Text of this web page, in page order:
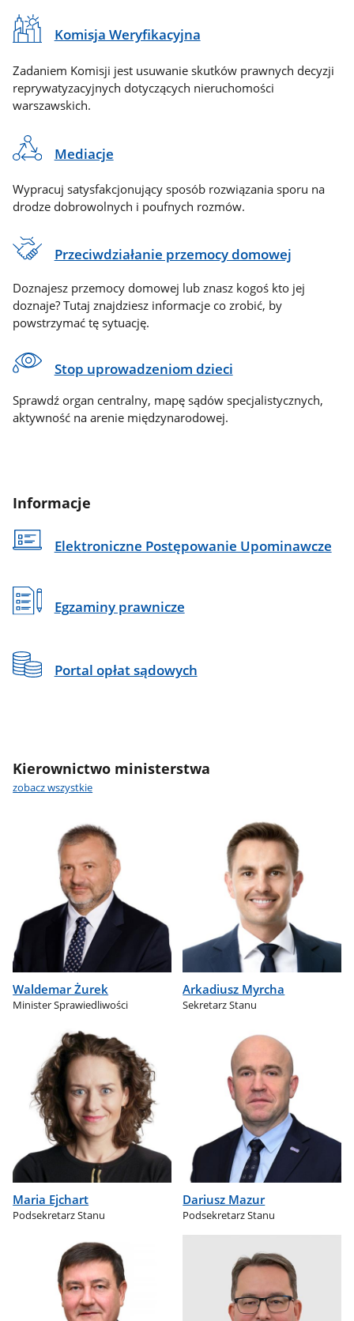
Komisja Weryfikacyjna
Zadaniem Komisji jest usuwanie skutków prawnych decyzji
reprywatyzacyjnych dotyczących nieruchomości
warszawskich.
Mediacje
Wypracuj satysfakcjonujący sposób rozwiązania sporu na
drodze dobrowolnych i poufnych rozmów.
Przeciwdziałanie przemocy domowej
Doznajesz przemocy domowej lub znasz kogoś kto jej
doznaje? Tutaj znajdziesz informacje co zrobić, by
powstrzymać tę sytuację.
Stop uprowadzeniom dzieci
Sprawdź organ centralny, mapę sądów specjalistycznych,
aktywność na arenie międzynarodowej.
Informacje
Elektroniczne Postępowanie Upominawcze
Egzaminy prawnicze
Portal opłat sądowych
Kierownictwo ministerstwa
zobacz wszystkie
Waldemar Żurek
Minister Sprawiedliwości
Arkadiusz Myrcha
Sekretarz Stanu
Maria Ejchart
Podsekretarz Stanu
Dariusz Mazur
Podsekretarz Stanu